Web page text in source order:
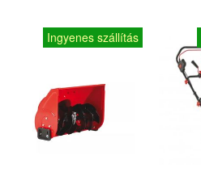
Ingyenes szállítás